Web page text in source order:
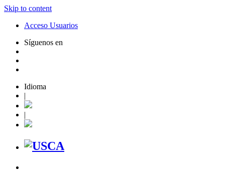
Skip to content
Acceso Usuarios
Síguenos en
Idioma
|
|